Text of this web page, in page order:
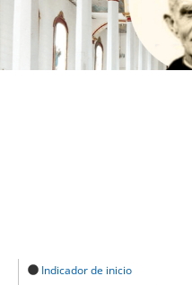
Indicador de inicio